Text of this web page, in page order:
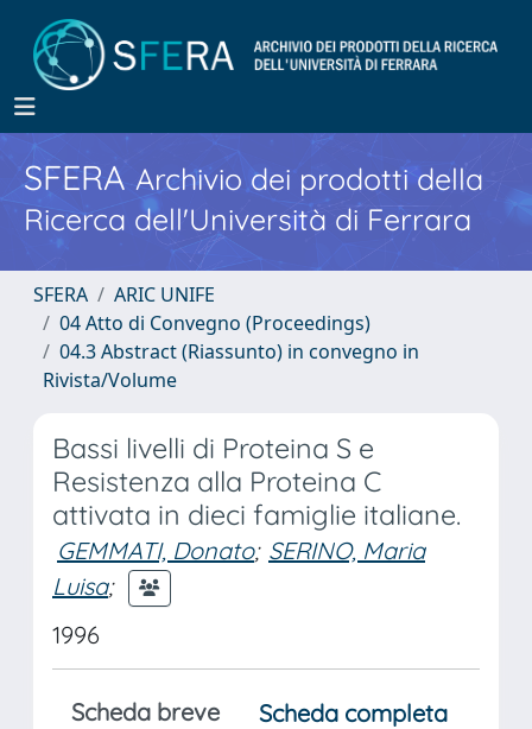
SFERA Archivio dei prodotti della
Ricerca dell'Università di Ferrara
SFERA
ARIC UNIFE
04 Atto di Convegno (Proceedings)
04.3 Abstract (Riassunto) in convegno in
Rivista/Volume
Bassi livelli di Proteina S e
Resistenza alla Proteina C
attivata in dieci famiglie italiane.
GEMMATI, Donato; SERINO, Maria
Luisa;
1996
Scheda breve
Scheda completa